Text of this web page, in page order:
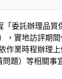
「委託辦理品質
，實地訪評期
作業時程辦理
題）等相關事